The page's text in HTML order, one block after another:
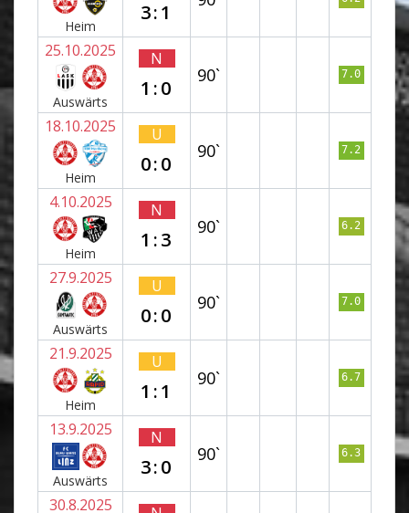
Heim
3:1
25.10.2025
Auswärts
N
1:0
90` 7.0
18.10.2025
Heim
U
0:0
90` 7.2
4.10.2025
Heim
N
1:3
90` 6.2
27.9.2025
Auswärts
U
0:0
90` 7.0
21.9.2025
Heim
U
1:1
90` 6.7
13.9.2025
Auswärts
N
3:0
90` 6.3
30.8.2025